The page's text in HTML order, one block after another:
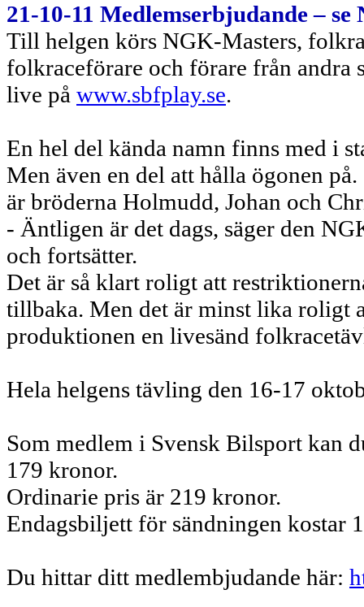
21-10-11 Medlemserbjudande –
Till helgen körs NGK-Masters,
folkraceförare och förare från andra
live på www.sbfplay.se.
En hel del kända namn finns med i
Men även en del att hålla ögonen
är bröderna Holmudd, Johan och
- Äntligen är det dags, säger den
och fortsätter.
Det är så klart roligt att
tillbaka. Men det är minst lika roligt
produktionen en livesänd
Hela helgens tävling den 16-17
Som medlem i Svensk Bilsport kan
179 kronor.
Ordinarie pris är 219 kronor.
Endagsbiljett för sändningen kostar
Du hittar ditt medlembjudande här: